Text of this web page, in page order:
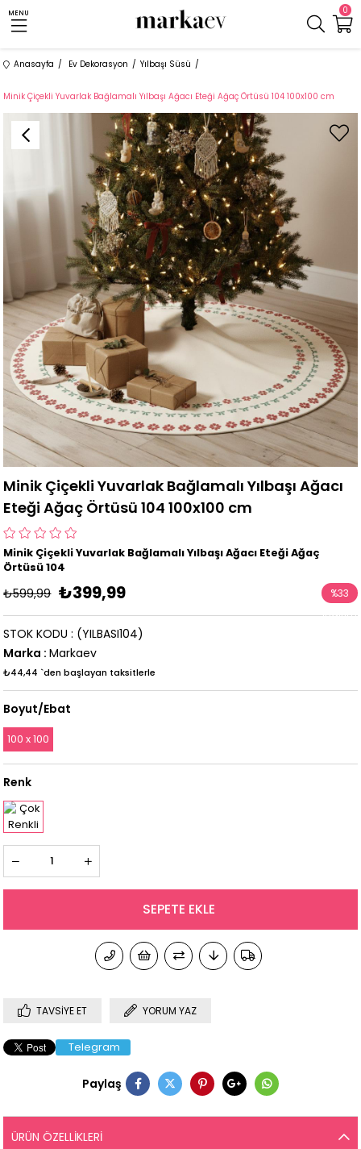
0
MENU
Anasayfa Ev Dekorasyon Yılbaşı Süsü
Minik Çiçekli Yuvarlak Bağlamalı Yılbaşı Ağacı Eteği Ağaç Örtüsü 104 100x100 cm
Minik Çiçekli Yuvarlak Bağlamalı Yılbaşı Ağacı
Eteği Ağaç Örtüsü 104 100x100 cm
Minik Çiçekli Yuvarlak Bağlamalı Yılbaşı Ağacı Eteği Ağaç
Örtüsü 104
₺599,99 ₺399,99 %33
İndirim
(YILBASI104)
STOK KODU
Marka : Markaev
₺44,44 `den başlayan taksitlerle
Boyut/Ebat
100 x 100
Renk
TAVSIYE ET YORUM YAZ
Telegram
Paylaş
ÜRÜN ÖZELLIKLERI